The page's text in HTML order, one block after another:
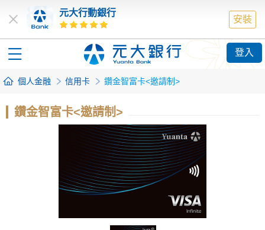
元大行動銀行
安裝
登入
個人金融 信用卡 鑽金智富卡<邀請制>
鑽金智富卡<邀請制>